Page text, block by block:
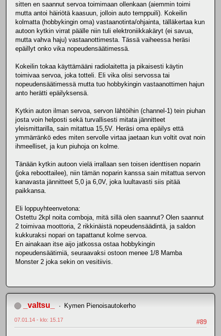
sitten en saannut servoa toimimaan ollenkaan (aiemmin toimi
mutta antoi häiriötä kaasuun, jolloin auto temppuili). Kokeilin
kolmatta (hobbykingin oma) vastaanotinta/ohjainta, tälläkertaa kun
autoon kytkin virrat päälle niin tuli elektroniikkakäryt (ei savua,
mutta vahva haju) vastaanottimesta. Tässä vaiheessa heräsi
epäillyt onko vika nopeudensäätimessä.
Kokeilin tokaa käyttämääni radiolaitetta ja pikaisesti käytin
toimivaa servoa, joka totteli. Eli vika olisi servossa tai
nopeudensäätimessä mutta tuo hobbykingin vastaanottimen hajun
anto herätti epäilyksensä.
Kytkin auton ilman servoa, servon lähtöihin (channel-1) tein piuhan
josta voin helposti sekä turvallisesti mitata jännitteet
yleismittarilla, sain mitattua 15,5V. Heräsi oma epäilys että
ymmärränkö edes miten servolle virtaa jaetaan kun voltit ovat noin
ihmeelliset, ja kun piuhoja on kolme.
Tänään kytkin autoon vielä irrallaan sen toisen identtisen noparin
(joka reboottailee), niin tämän noparin kanssa sain mitattua servon
kanavasta jännitteet 5,0 ja 6,0V, joka luultavasti siis pitää
paikkansa.
Eli loppuyhteenvetona:
Ostettu 2kpl noita comboja, mitä sillä olen saannut? Olen saannut
2 toimivaa moottoria, 2 rikkinäistä nopeudensäädintä, ja saldon
kukkuraksi nopari on tapattanut kolme servoa.
En ainakaan itse aijo jatkossa ostaa hobbykingin
nopeudensäätimiä, seuraavaksi ostoon menee 1/8 Mamba
Monster 2 joka sekin on vesitiivis.
_valtsu_ Kymen Pienoisautokerho
#89
07.01.14 - klo: 15.17